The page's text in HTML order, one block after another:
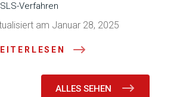
Verfahren
am Januar 28, 2025
ALLES SEHEN